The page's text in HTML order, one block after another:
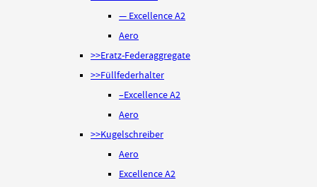
— Excellence A2
Aero
>>Eratz-Federaggregate
>>Füllfederhalter
–Excellence A2
Aero
>>Kugelschreiber
Aero
Excellence A2